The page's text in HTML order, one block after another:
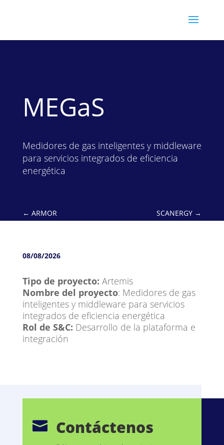
MEGaS
Medidores de gas inteligentes y middleware
para servicios integrados de eficiencia
energética
← ARMOR SCANERGY →
08/08/2026
Tipo de proyecto: Artemis
Nombre del proyecto: Medidores de gas
inteligentes y middleware para servicios
integrados de eficiencia energética
Rol de S&C: Desarrollo de la plataforma e
integración
 Contáctenos